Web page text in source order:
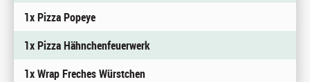
1x Pizza Popeye
1x Pizza Hähnchenfeuerwerk
1x Wrap Freches Würstchen